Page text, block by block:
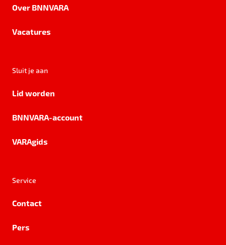
Over BNNVARA
Vacatures
Sluit je aan
Lid worden
BNNVARA-account
VARAgids
Service
Contact
Pers